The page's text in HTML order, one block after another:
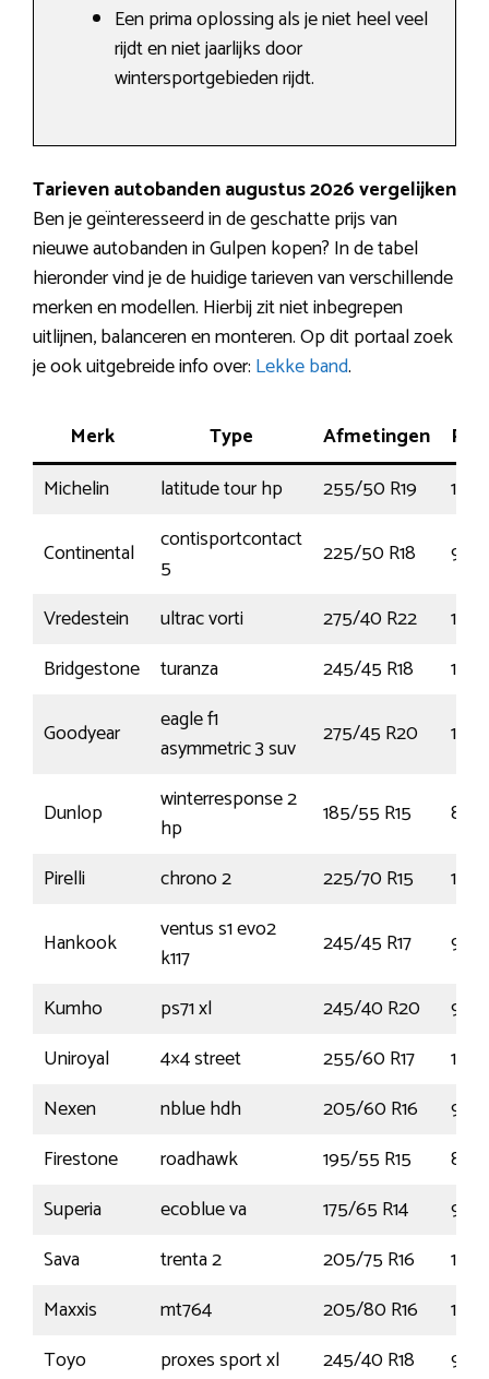
Een prima oplossing als je niet heel veel
rijdt en niet jaarlijks door
wintersportgebieden rijdt.
Tarieven autobanden augustus 2026 vergelijken
Ben je geïnteresseerd in de geschatte prijs van
nieuwe autobanden in Gulpen kopen? In de tabel
hieronder vind je de huidige tarieven van verschillende
merken en modellen. Hierbij zit niet inbegrepen
uitlijnen, balanceren en monteren. Op dit portaal zoek
je ook uitgebreide info over: Lekke band.
Merk Type Afmetingen
Michelin
latitude tour hp 255/50 R19
103V
Continental
contisportcontact
5
225/50 R18
95W
Vredestein
ultrac vorti 275/40 R22
Bridgestone
turanza 245/45 R18
Goodyear
eagle f1
asymmetric 3 suv
275/45 R20 110Y
Dunlop
winterresponse 2
hp
185/55 R15
86H
Pirelli
chrono 2 225/70 R15
112S
Hankook
ventus s1 evo2
k117
245/45 R17
99Y
Kumho
ps71 xl 245/40 R20
99Y
Uniroyal
4×4 street 255/60 R17
Nexen
nblue hdh 205/60 R16
92H
Firestone
roadhawk 195/55 R15
85V
Superia
ecoblue va 175/65 R14
90T
Sava
trenta 2 205/75 R16
110R
Maxxis
mt764 205/80 R16
Toyo
proxes sport xl 245/40 R18 97Y